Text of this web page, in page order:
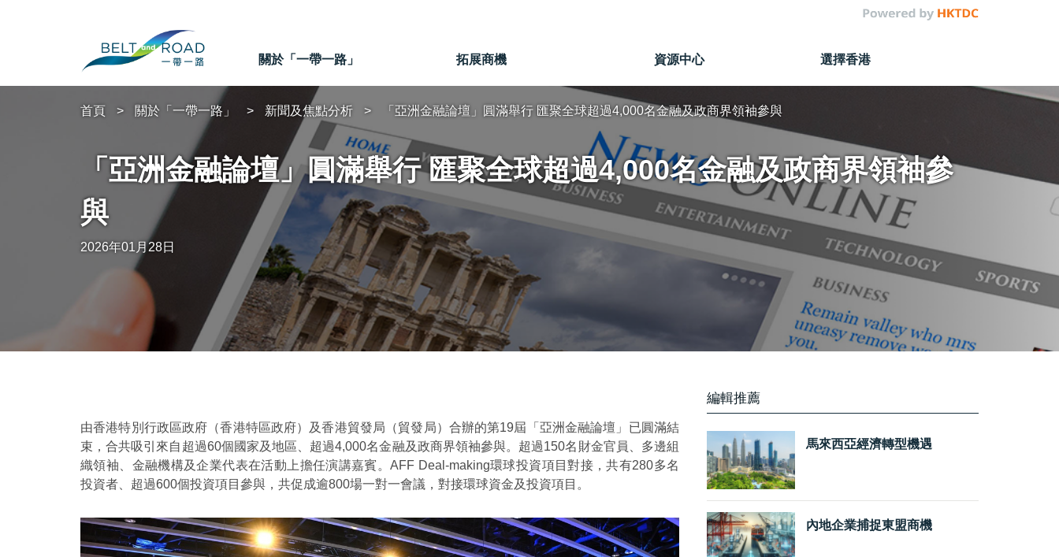
關於「一帶一路」 拓展商機 資源中心 選擇香港
首頁 關於「一帶一路」 新聞及焦點分析 「亞洲金融論壇」圓滿舉行 匯聚全球超過4,000名金融及政商界領袖參與
「亞洲金融論壇」圓滿舉行 匯聚全球超過4,000名金融及政商界領袖參
與
2026年01月28日
由香港特別行政區政府（香港特區政府）及香港貿發局（貿發局）合辦的第19屆「亞洲金融論壇」已圓滿結
束，合共吸引來自超過60個國家及地區、超過4,000名金融及政商界領袖參與。超過150名財金官員、多邊組
織領袖、金融機構及企業代表在活動上擔任演講嘉賓。AFF Deal-making環球投資項目對接，共有280多名
投資者、超過600個投資項目參與，共促成逾800場一對一會議，對接環球資金及投資項目。
編輯推薦
馬來西亞經濟轉型機遇
內地企業捕捉東盟商機